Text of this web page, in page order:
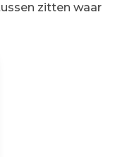
zitten waar